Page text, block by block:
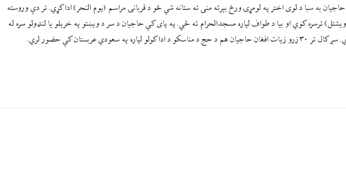
به سبا د لوی اختر په لومړۍ ورځ بېرته منى ته ستانه شي څو د قربانۍ مراسم (یوم النحر) ادا کړي. تر دې وروسته
ترسره کوي او بیا د طواف لپاره مسجدالحرام ته ځي. په پای کې حاجیان د سر د ویښتو په خریلو یا لنډولو سره له
په سعودي عربستان کې حضور لري.